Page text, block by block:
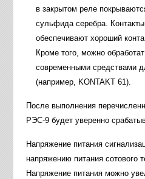
в закрытом реле
сульфида серебра.
обеспечивают хороший
Кроме того, можно
современными средствами
(например, KONTAKT 61).
После выполнения
РЭС-9 будет уверенно
Напряжение питания
напряжению питания сотового
Напряжение питания можно